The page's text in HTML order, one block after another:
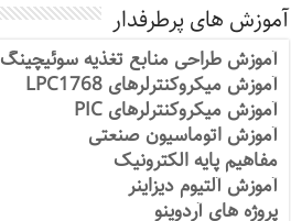
آموزش های پرطرفدار
آموزش طراحی منابع تغذیه سوئیچینگ
آموزش میکروکنترلرهای LPC1768
آموزش میکروکنترلرهای PIC
آموزش اتوماسیون صنعتی
مفاهیم پایه الکترونیک
آموزش آلتیوم دیزاینر
پروژه های آردوینو